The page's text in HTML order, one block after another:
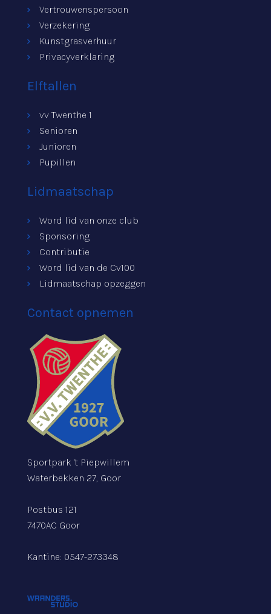
Vertrouwenspersoon
Verzekering
Kunstgrasverhuur
Privacyverklaring
Elftallen
vv Twenthe 1
Senioren
Junioren
Pupillen
Lidmaatschap
Word lid van onze club
Sponsoring
Contributie
Word lid van de Cv100
Lidmaatschap opzeggen
Contact opnemen
Sportpark 't Piepwillem
Waterbekken 27, Goor
Postbus 121
7470AC Goor
Kantine: 0547-273348